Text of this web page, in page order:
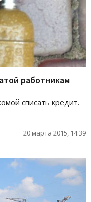
работникам
списать кредит.
20 марта 2015, 14:39